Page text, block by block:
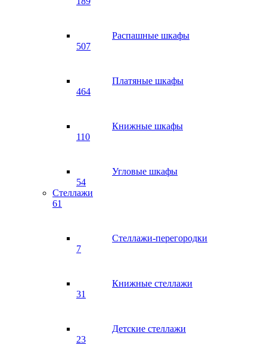
Распашные шкафы
507
Платяные шкафы
464
Книжные шкафы
110
Угловые шкафы
54
Стеллажи
61
Стеллажи-перегородки
7
Книжные стеллажи
31
Детские стеллажи
23